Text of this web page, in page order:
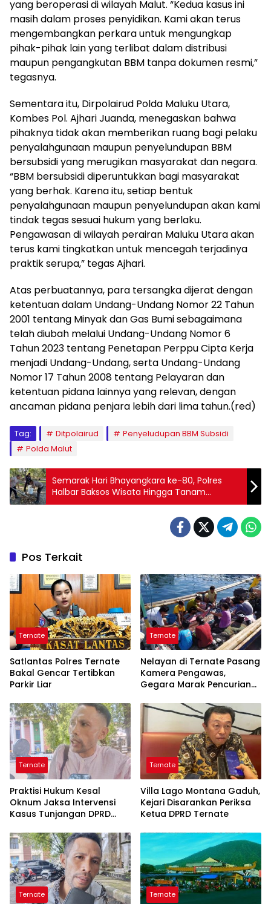
yang beroperasi di wilayah Malut. “Kedua kasus ini
masih dalam proses penyidikan. Kami akan terus
mengembangkan perkara untuk mengungkap
pihak-pihak lain yang terlibat dalam distribusi
maupun pengangkutan BBM tanpa dokumen resmi,”
tegasnya.
Sementara itu, Dirpolairud Polda Maluku Utara,
Kombes Pol. Ajhari Juanda, menegaskan bahwa
pihaknya tidak akan memberikan ruang bagi pelaku
penyalahgunaan maupun penyelundupan BBM
bersubsidi yang merugikan masyarakat dan negara.
“BBM bersubsidi diperuntukkan bagi masyarakat
yang berhak. Karena itu, setiap bentuk
penyalahgunaan maupun penyelundupan akan kami
tindak tegas sesuai hukum yang berlaku.
Pengawasan di wilayah perairan Maluku Utara akan
terus kami tingkatkan untuk mencegah terjadinya
praktik serupa,” tegas Ajhari.
Atas perbuatannya, para tersangka dijerat dengan
ketentuan dalam Undang-Undang Nomor 22 Tahun
2001 tentang Minyak dan Gas Bumi sebagaimana
telah diubah melalui Undang-Undang Nomor 6
Tahun 2023 tentang Penetapan Perppu Cipta Kerja
menjadi Undang-Undang, serta Undang-Undang
Nomor 17 Tahun 2008 tentang Pelayaran dan
ketentuan pidana lainnya yang relevan, dengan
ancaman pidana penjara lebih dari lima tahun.(red)
Tag: Ditpolairud
Penyeludupan BBM Subsidi
Polda Malut
Semarak Hari Bhayangkara ke-80, Polres
Halbar Baksos Wisata Hingga Tanam
Mangrove
Pos Terkait
Ternate
Satlantas Polres Ternate
Bakal Gencar Tertibkan
Parkir Liar
Ternate
Nelayan di Ternate Pasang
Kamera Pengawas,
Gegara Marak Pencurian
Ternate
Praktisi Hukum Kesal
Oknum Jaksa Intervensi
Kasus Tunjangan DPRD
Ternate
Villa Lago Montana Gaduh,
Kejari Disarankan Periksa
Ketua DPRD Ternate
Ternate Ternate